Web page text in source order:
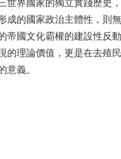
世界國家的獨立實踐歷史
成的國家政治主體性，則
帝國文化霸權的建設性反
的理論價值，更是在去殖
意義。